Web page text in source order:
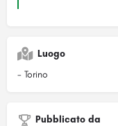
Luogo
- Torino
Pubblicato da